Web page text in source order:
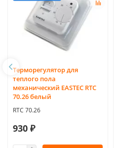
Терморегулятор для
теплого пола
механический EASTEC RTC
70.26 белый
RTC 70.26
930 ₽